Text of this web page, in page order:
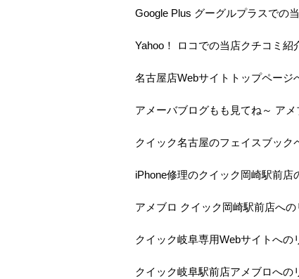
Google Plus グーグルプラスでの
Yahoo！ ロコでの当店クチコミ紹
名古屋店Webサイトトップページ
アメーバブログもも見てね～ アメ
クイック名古屋のフェイスブック
iPhone修理のクイック岡崎駅前店
アメブロ クイック岡崎駅前店への
クイック岐阜専用Webサイトへの
クイック岐阜駅前店アメブロへの